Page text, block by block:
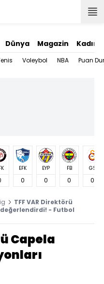
Dünya Magazin Kadın
Voleybol NBA Puan
EFK
0
EYP
0
FB
0
GS
0
TFF VAR Direktörü
- Futbol
Capela